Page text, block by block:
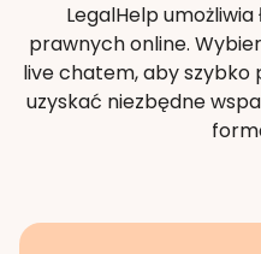
LegalHelp
prawnych online.
live chatem, aby szybko
uzyskać niezbędne